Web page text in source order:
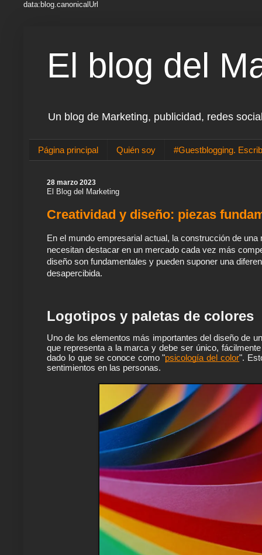
data:blog.canonicalUrl
El blog del
Un blog de Marketing, publicidad, redes
Página principal Quién soy #Guestblogging.
28 marzo 2023
El Blog del Marketing
Creatividad y diseño: piezas
En el mundo empresarial actual, la construcción de
necesitan destacar en un mercado cada vez más
diseño son fundamentales y pueden suponer una
desapercibida.
Logotipos y paletas de colores
Uno de los elementos más importantes del diseño de
que representa a la marca y debe ser único,
dado lo que se conoce como "psicología del color".
sentimientos en las personas.